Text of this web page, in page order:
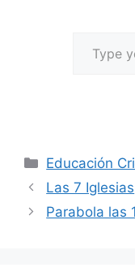
Educación
Las 7 Iglesias
Parabola las